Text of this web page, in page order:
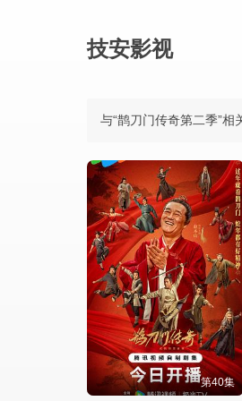
技安影视
与“鹊刀门传奇第二季”相
第40集